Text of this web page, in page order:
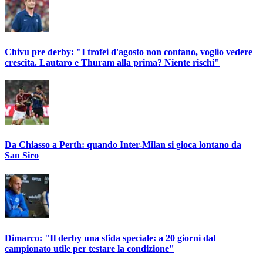
Chivu pre derby: "I trofei d'agosto non contano, voglio vedere
crescita. Lautaro e Thuram alla prima? Niente rischi"
Da Chiasso a Perth: quando Inter-Milan si gioca lontano da
San Siro
Dimarco: "Il derby una sfida speciale: a 20 giorni dal
campionato utile per testare la condizione"